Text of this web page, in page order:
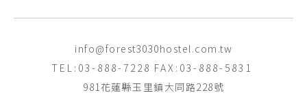
info@forest3030hostel.com.tw
TEL:03-888-7228 FAX:03-888-5831
981花蓮縣玉里鎮大同路228號